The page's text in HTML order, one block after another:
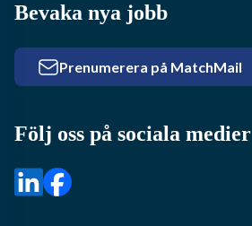
Bevaka nya jobb
Prenumerera på MatchMail
Följ oss på sociala medier